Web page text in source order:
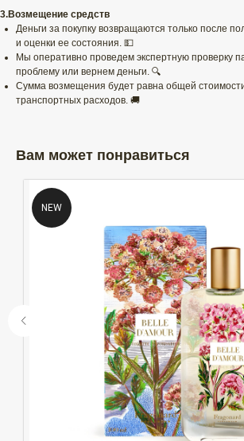
3.Возмещение средств
Деньги за покупку возвращаются только после
и оценки ее состояния. 💵
Мы оперативно проведем экспертную проверку
проблему или вернем деньги. 🔍
Сумма возмещения будет равна общей
транспортных расходов. 🚚
Вам может понравиться
NEW